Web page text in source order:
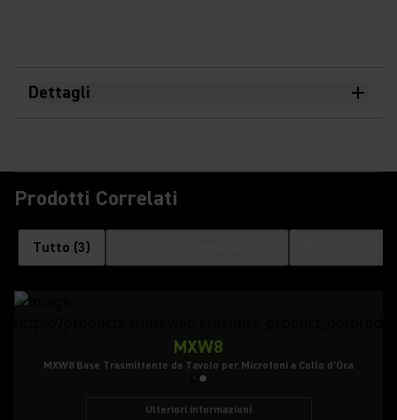
Dettagli
Prodotti Correlati
Tutto (3)
MXW8
MXW8 Base Trasmittente da Tavolo per Microfoni a Collo d’Oca
Ulteriori informazioni